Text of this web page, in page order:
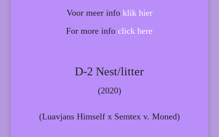
Voor meer info klik hier
For more infoclick here
D-2 Nest/litter
(2020)
(Luavjans Himself x Semtex v. Moned)